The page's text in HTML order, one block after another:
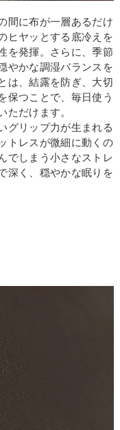
トへ進む
間に布が一層あるだけ
ヒヤッとする底冷えを
を発揮。さらに、季節
やかな調湿バランスを
は、結露を防ぎ、大切
保つことで、毎日使う
ただけます。
グリップ力が生まれる
トレスが微細に動くの
でしまう小さなストレ
深く、穏やかな眠りを